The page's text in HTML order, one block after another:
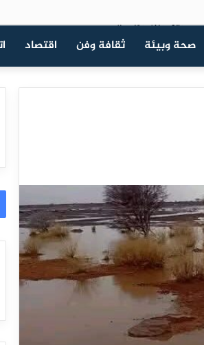
صحة وبيئة ثقافة وفن اقتصاد